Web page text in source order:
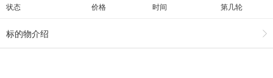
状态 价格 时间 第几轮
标的物介绍